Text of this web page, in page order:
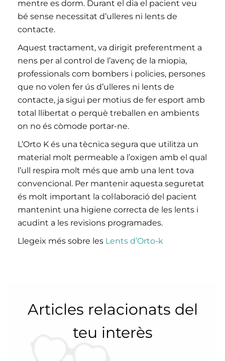
mentre es dorm. Durant el dia el pacient veu
bé sense necessitat d’ulleres ni lents de
contacte.
Aquest tractament, va dirigit preferentment a
nens per al control de l’avenç de la miopia,
professionals com bombers i policies, persones
que no volen fer ús d’ulleres ni lents de
contacte, ja sigui per motius de fer esport amb
total llibertat o perquè treballen en ambients
on no és còmode portar-ne.
L’Orto K és una tècnica segura que utilitza un
material molt permeable a l’oxigen amb el qual
l’ull respira molt més que amb una lent tova
convencional. Per mantenir aquesta seguretat
és molt important la col·laboració del pacient
mantenint una higiene correcta de les lents i
acudint a les revisions programades.
Llegeix més sobre les Lents d’Orto-k
Articles relacionats del
teu interès